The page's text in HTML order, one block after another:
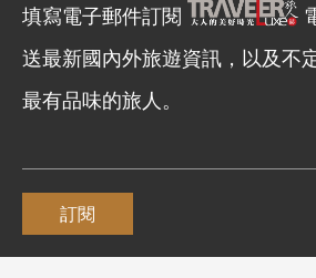
填寫電子郵件訂閱
送最新國內外旅遊資訊，以及不
最有品味的旅人。
訂閱